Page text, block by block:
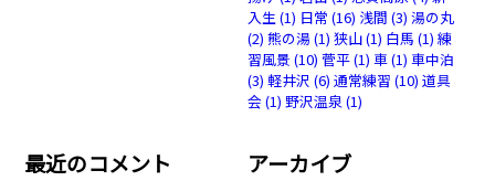
入生(1) 日常 (16) 浅間 (3) 湯の丸
(2) 熊の湯(1) 狭山(1) 白馬 (1) 練
習風景(10) 菅平(1) 車(1) 車中泊
(3) 軽井沢 (6) 通常練習 (10) 道具
会 (1) 野沢温泉(1)
最近のコメント アーカイブ